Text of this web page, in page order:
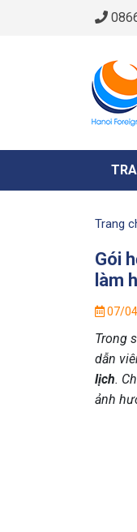
Trang
Gói
làm
07/
Trong
dẫn
lịch.
ảnh